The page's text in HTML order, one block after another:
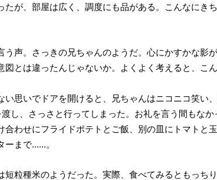
が、部屋は広く、調度にも品がある。こんなにき
声。さっきの兄ちゃんのようだ。心にかすかな影
とは違ったんじゃないか。よくよく考えると、こ
思いでドアを開けると、兄ちゃんはニコニコ笑い
し、さっさと行ってしまった。お礼を言う間もなか
わせにフライドポテトとご飯、別の皿にトマトと
まで......。
粒種米のようだった。実際、食べてみるともっち